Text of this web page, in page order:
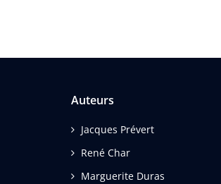
Auteurs
Jacques Prévert
René Char
Marguerite Duras